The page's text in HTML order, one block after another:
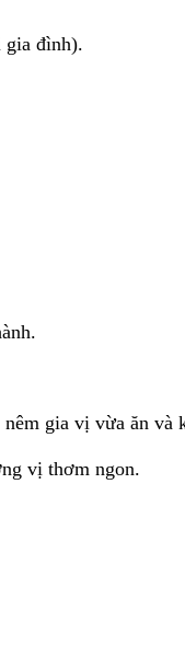
gia đình).
gia vị vừa ăn và
vị thơm ngon.